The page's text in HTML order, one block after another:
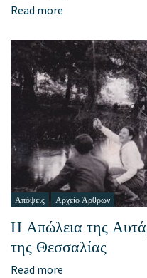
Read more
Απόψεις Αρχείο Άρθρων
Η Απώλεια της
της Θεσσαλίας
Read more